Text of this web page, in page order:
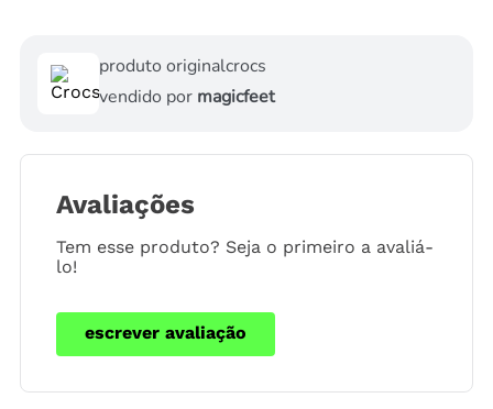
produto originalcrocs
vendido por magicfeet
Avaliações
Tem esse produto? Seja o primeiro a avaliá-
lo!
escrever avaliação